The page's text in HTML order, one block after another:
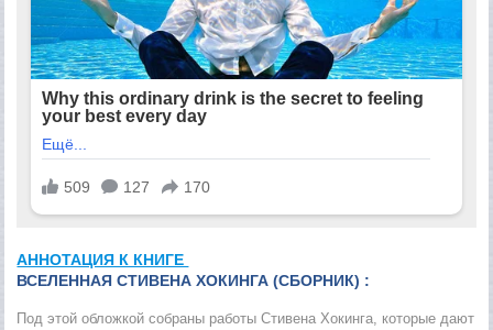
АННОТАЦИЯ К КНИГЕ
ВСЕЛЕННАЯ СТИВЕНА ХОКИНГА (СБОРНИК) :
Под этой обложкой собраны работы Стивена Хокинга, которые дают